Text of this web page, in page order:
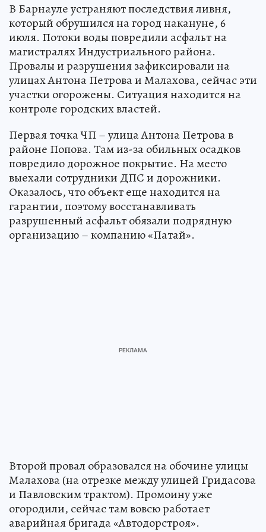
В Барнауле устраняют последствия ливня,
который обрушился на город накануне, 6
июля. Потоки воды повредили асфальт на
магистралях Индустриального района.
Провалы и разрушения зафиксировали на
улицах Антона Петрова и Малахова, сейчас эти
участки огорожены. Ситуация находится на
контроле городских властей.
Первая точка ЧП – улица Антона Петрова в
районе Попова. Там из-за обильных осадков
повредило дорожное покрытие. На место
выехали сотрудники ДПС и дорожники.
Оказалось, что объект еще находится на
гарантии, поэтому восстанавливать
разрушенный асфальт обязали подрядную
организацию – компанию «Патай».
Второй провал образовался на обочине улицы
Малахова (на отрезке между улицей Гридасова
и Павловским трактом). Промоину уже
огородили, сейчас там вовсю работает
аварийная бригада «Автодорстроя».